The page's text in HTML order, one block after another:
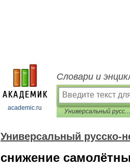
academic.ru
Словари и
Универсальный русско-немецкий словарь
Универсальный русско-
снижение